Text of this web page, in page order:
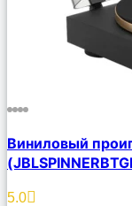
Описание
Избранное
Виниловый
5.0